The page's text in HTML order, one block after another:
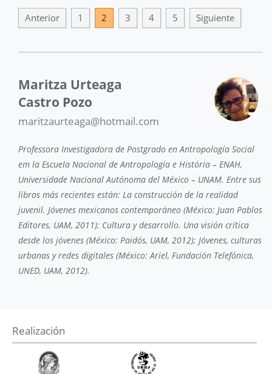
Anterior 1 2 3 4 5 Siguiente
Maritza Urteaga
Castro Pozo
maritzaurteaga@hotmail.com
Professora Investigadora de Postgrado en Antropología Social
em la Escuela Nacional de Antropología e História – ENAH,
Universidade Nacional Autónoma del México – UNAM. Entre sus
libros más recientes están: La construcción de la realidad
juvenil. Jóvenes mexicanos contemporáneo (México: Juan Pablos
Editores, UAM, 2011); Cultura y desarrollo. Una visión crítica
desde los jóvenes (México: Paidós, UAM, 2012); Jóvenes, culturas
urbanas y redes digitales (México: Ariel, Fundación Telefónica,
UNED, UAM, 2012).
Realización